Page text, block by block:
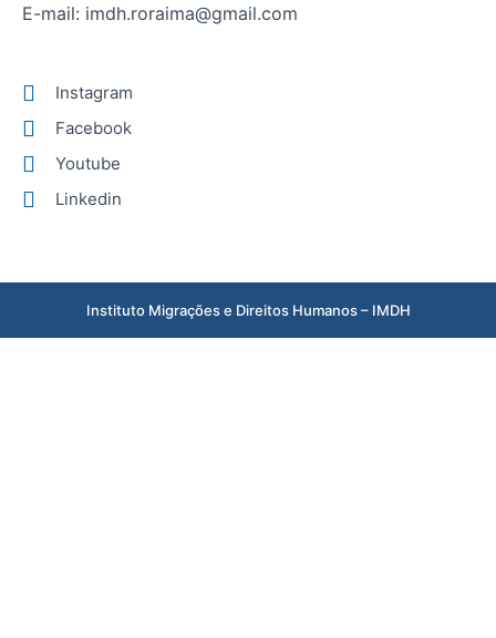
E-mail: imdh.roraima@gmail.com
Instagram
Facebook
Youtube
Linkedin
Instituto Migrações e Direitos Humanos – IMDH